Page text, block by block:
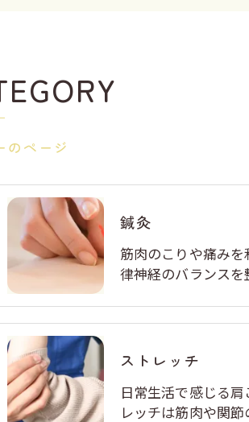
のページ
鍼灸
筋肉のこりや痛み
律神経のバランス
ストレッチ
日常生活で感じる
レッチは筋肉や関